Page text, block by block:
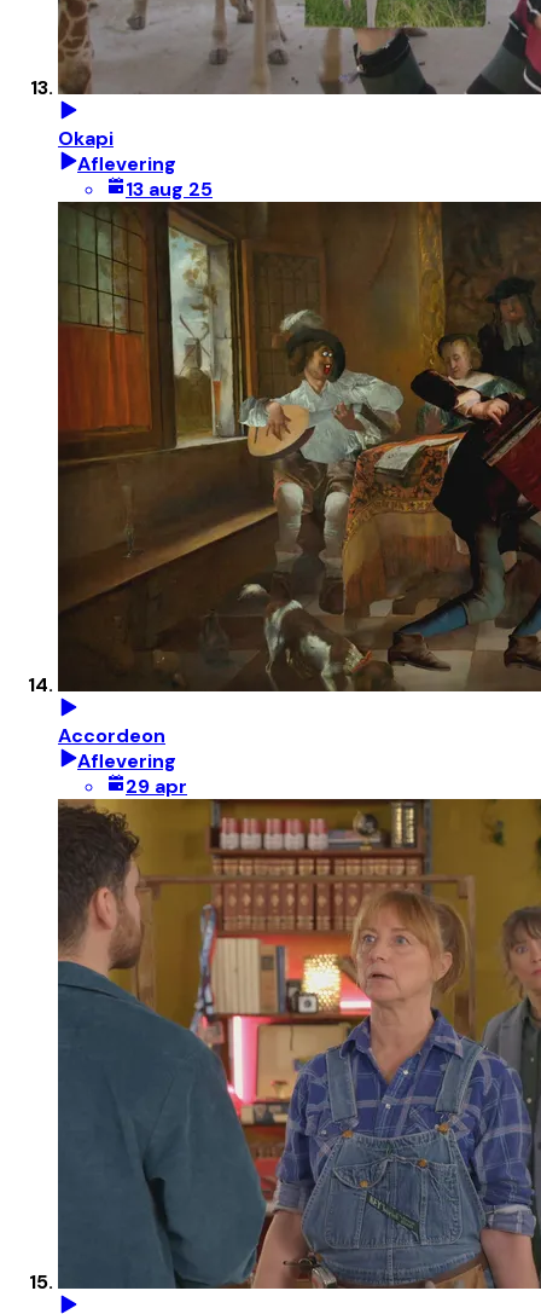
Okapi
Aflevering
13 aug 25
Accordeon
Aflevering
29 apr